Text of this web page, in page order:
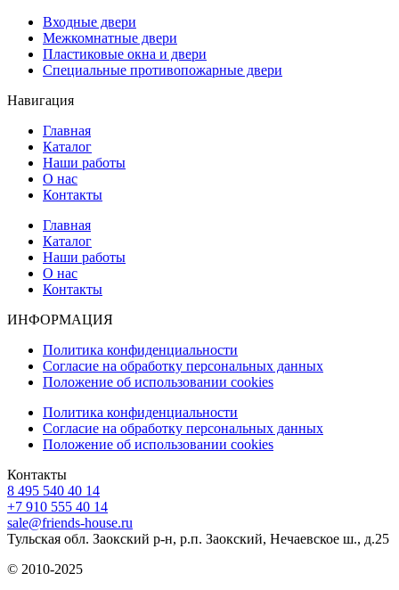
Входные двери
Межкомнатные двери
Пластиковые окна и двери
Специальные противопожарные двери
Навигация
Главная
Каталог
Наши работы
О нас
Контакты
Главная
Каталог
Наши работы
О нас
Контакты
ИНФОРМАЦИЯ
Политика конфиденциальности
Согласие на обработку персональных данных
Положение об использовании cookies
Политика конфиденциальности
Согласие на обработку персональных данных
Положение об использовании cookies
Контакты
8 495 540 40 14
+7 910 555 40 14
sale@friends-house.ru
Тульская обл. Заокский р-н, р.п. Заокский, Нечаевское ш., д.25
© 2010-2025